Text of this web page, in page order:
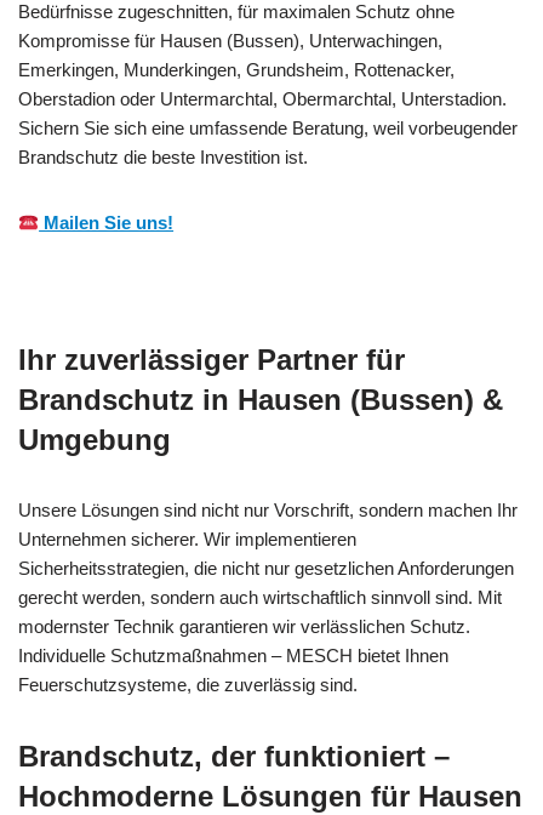
Bedürfnisse zugeschnitten, für maximalen Schutz ohne
Kompromisse für Hausen (Bussen), Unterwachingen,
Emerkingen, Munderkingen, Grundsheim, Rottenacker,
Oberstadion oder Untermarchtal, Obermarchtal, Unterstadion.
Sichern Sie sich eine umfassende Beratung, weil vorbeugender
Brandschutz die beste Investition ist.
Mailen Sie uns!
Ihr zuverlässiger Partner für
Brandschutz in Hausen (Bussen) &
Umgebung
Unsere Lösungen sind nicht nur Vorschrift, sondern machen Ihr
Unternehmen sicherer. Wir implementieren
Sicherheitsstrategien, die nicht nur gesetzlichen Anforderungen
gerecht werden, sondern auch wirtschaftlich sinnvoll sind. Mit
modernster Technik garantieren wir verlässlichen Schutz.
Individuelle Schutzmaßnahmen – MESCH bietet Ihnen
Feuerschutzsysteme, die zuverlässig sind.
Brandschutz, der funktioniert –
Hochmoderne Lösungen für Hausen